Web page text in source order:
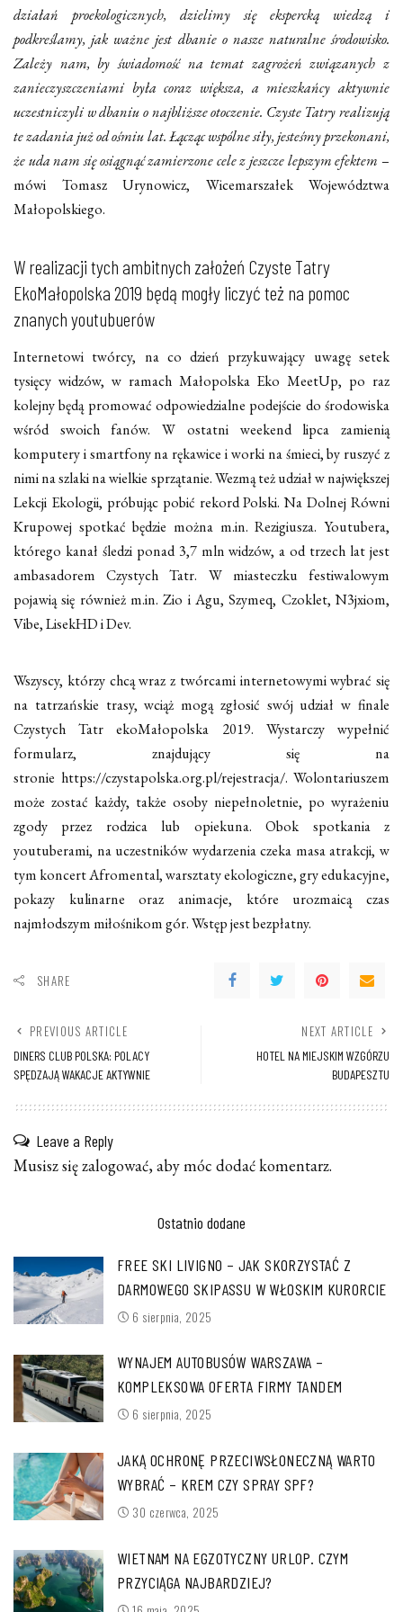
działań proekologicznych, dzielimy się ekspercką wiedzą i
podkreślamy, jak ważne jest dbanie o nasze naturalne środowisko.
Zależy nam, by świadomość na temat zagrożeń związanych z
zanieczyszczeniami była coraz większa, a mieszkańcy aktywnie
uczestniczyli w dbaniu o najbliższe otoczenie. Czyste Tatry realizują
te zadania już od ośmiu lat. Łącząc wspólne siły, jesteśmy przekonani,
że uda nam się osiągnąć zamierzone cele z jeszcze lepszym efektem –
mówi Tomasz Urynowicz, Wicemarszałek Województwa
Małopolskiego.
W realizacji tych ambitnych założeń Czyste Tatry
EkoMałopolska 2019 będą mogły liczyć też na pomoc
znanych youtubuerów
Internetowi twórcy, na co dzień przykuwający uwagę setek
tysięcy widzów, w ramach Małopolska Eko MeetUp, po raz
kolejny będą promować odpowiedzialne podejście do środowiska
wśród swoich fanów. W ostatni weekend lipca zamienią
komputery i smartfony na rękawice i worki na śmieci, by ruszyć z
nimi na szlaki na wielkie sprzątanie. Wezmą też udział w największej
Lekcji Ekologii, próbując pobić rekord Polski. Na Dolnej Równi
Krupowej spotkać będzie można m.in. Rezigiusza. Youtubera,
którego kanał śledzi ponad 3,7 mln widzów, a od trzech lat jest
ambasadorem Czystych Tatr. W miasteczku festiwalowym
pojawią się również m.in. Zio i Agu, Szymeq, Czoklet, N3jxiom,
Vibe, LisekHD i Dev.
Wszyscy, którzy chcą wraz z twórcami internetowymi wybrać się
na tatrzańskie trasy, wciąż mogą zgłosić swój udział w finale
Czystych Tatr ekoMałopolska 2019. Wystarczy wypełnić
formularz, znajdujący się na
stronie https://czystapolska.org.pl/rejestracja/. Wolontariuszem
może zostać każdy, także osoby niepełnoletnie, po wyrażeniu
zgody przez rodzica lub opiekuna. Obok spotkania z
youtuberami, na uczestników wydarzenia czeka masa atrakcji, w
tym koncert Afromental, warsztaty ekologiczne, gry edukacyjne,
pokazy kulinarne oraz animacje, które urozmaicą czas
najmłodszym miłośnikom gór. Wstęp jest bezpłatny.
SHARE
PREVIOUS ARTICLE
DINERS CLUB POLSKA: POLACY
SPĘDZAJĄ WAKACJE AKTYWNIE
NEXT ARTICLE
HOTEL NA MIEJSKIM WZGÓRZU
BUDAPESZTU
Leave a Reply
Musisz sięzalogować, aby móc dodać komentarz.
Ostatnio dodane
FREE SKI LIVIGNO – JAK SKORZYSTAĆ Z
DARMOWEGO SKIPASSU W WŁOSKIM KURORCIE
6 sierpnia, 2025
WYNAJEM AUTOBUSÓW WARSZAWA –
KOMPLEKSOWA OFERTA FIRMY TANDEM
6 sierpnia, 2025
JAKĄ OCHRONĘ PRZECIWSŁONECZNĄ WARTO
WYBRAĆ – KREM CZY SPRAY SPF?
30 czerwca, 2025
WIETNAM NA EGZOTYCZNY URLOP. CZYM
PRZYCIĄGA NAJBARDZIEJ?